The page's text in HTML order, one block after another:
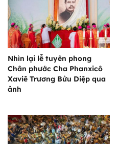
Nhìn lại lễ tuyên phong
Chân phước Cha Phanxicô
Xaviê Trương Bửu Diệp qua
ảnh